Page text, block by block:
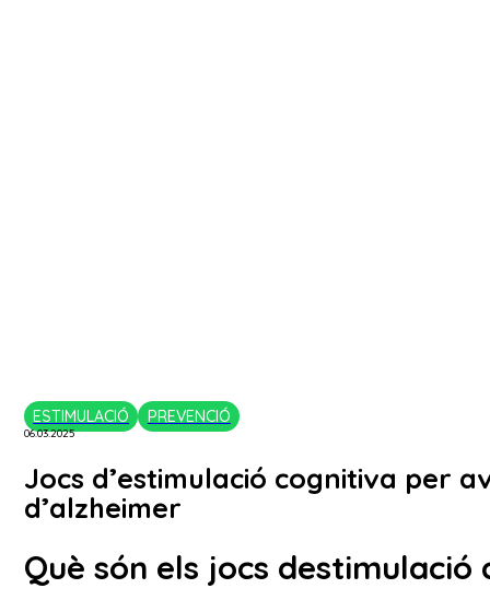
ESTIMULACIÓ PREVENCIÓ
06.03.2025
Jocs d’estimulació cognitiva per
d’alzheimer
Què són els jocs destimulació